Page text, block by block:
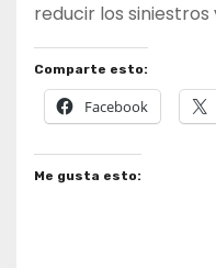
reducir los
Comparte esto:
Facebook
Me gusta esto: